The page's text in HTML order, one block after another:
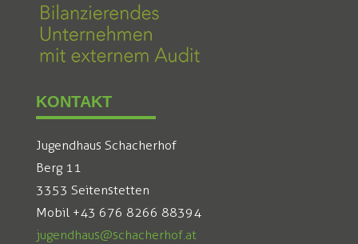
KONTAKT
Jugendhaus Schacherhof
Berg 11
3353 Seitenstetten
Mobil +43 676 8266 88394
jugendhaus@schacherhof.at